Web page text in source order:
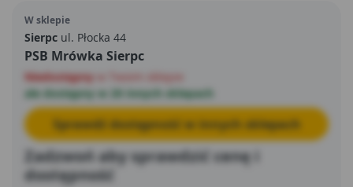
subtelne tło dla roślin, eksponując ich walory wizualne i
wprowadzając do przestrzeni harmonię oraz estetyczny
porządek. Prosty kształt doniczek z serii Irma doskonale
wpisuje się w nowoczesne trendy aranżacyjne.
W sklepie
Sierpc ul. Płocka 44
PSB Mrówka Sierpc
Niedostępny
ale dostępny w 20 innych sklepach
Sprawdź dostępność w innych sklepach
Zadzwoń aby sprawdzić cenę i
dostępność